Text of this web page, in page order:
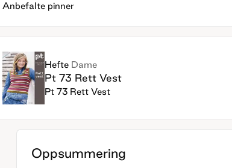
Anbefalte pinner
Hefte Dame
Pt 73 Rett Vest
Pt 73 Rett Vest
Oppsummering